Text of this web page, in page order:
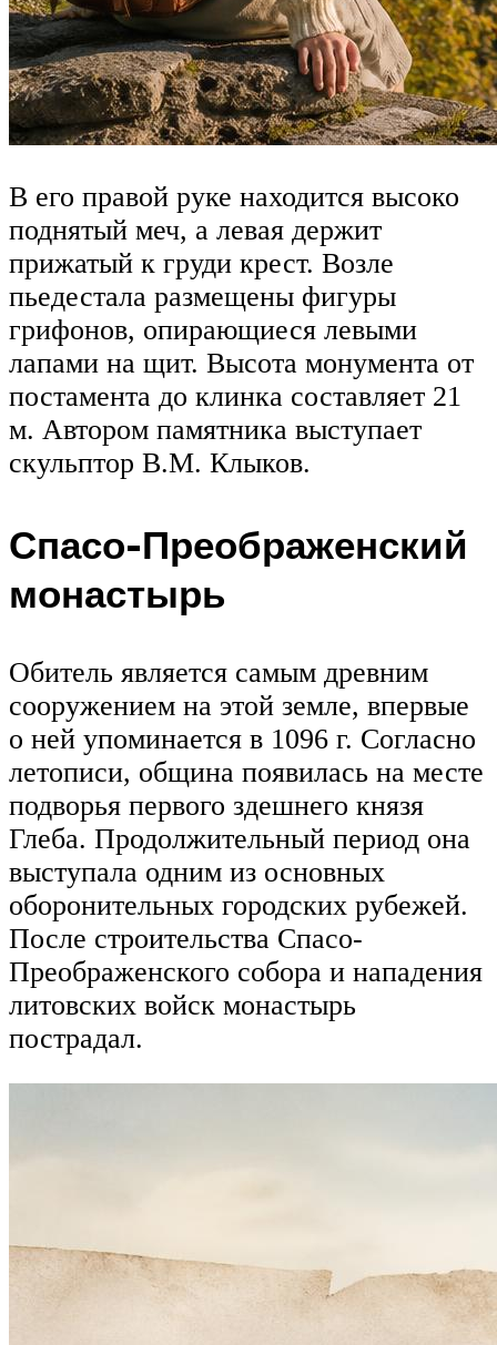
В его правой руке находится высоко
поднятый меч, а левая держит
прижатый к груди крест. Возле
пьедестала размещены фигуры
грифонов, опирающиеся левыми
лапами на щит. Высота монумента от
постамента до клинка составляет 21
м. Автором памятника выступает
скульптор В.М. Клыков.
Спасо-Преображенский
монастырь
Обитель является самым древним
сооружением на этой земле, впервые
о ней упоминается в 1096 г. Согласно
летописи, община появилась на месте
подворья первого здешнего князя
Глеба. Продолжительный период она
выступала одним из основных
оборонительных городских рубежей.
После строительства Спасо-
Преображенского собора и нападения
литовских войск монастырь
пострадал.